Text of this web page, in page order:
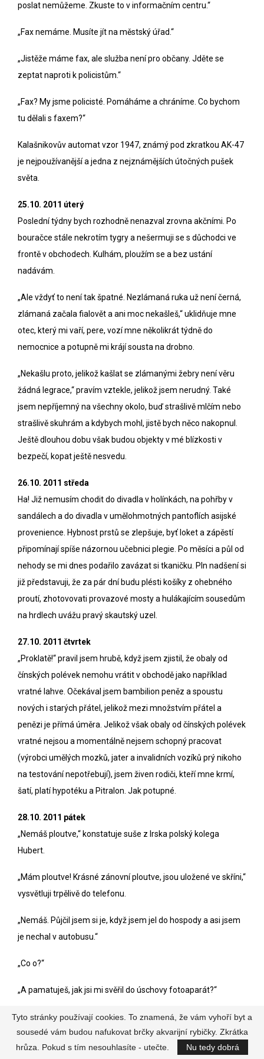
poslat nemůžeme. Zkuste to v informačním centru.“
„Fax nemáme. Musíte jít na městský úřad.“
„Jistěže máme fax, ale služba není pro občany. Jděte se
zeptat naproti k policistům.“
„Fax? My jsme policisté. Pomáháme a chráníme. Co bychom
tu dělali s faxem?“
Kalašnikovův automat vzor 1947, známý pod zkratkou AK-47
je nejpoužívanější a jedna z nejznámějších útočných pušek
světa.
25.10. 2011 úterý
Poslední týdny bych rozhodně nenazval zrovna akčními. Po
bouračce stále nekrotím tygry a nešermuji se s důchodci ve
frontě v obchodech. Kulhám, ploužím se a bez ustání
nadávám.
„Ale vždyť to není tak špatné. Nezlámaná ruka už není černá,
zlámaná začala fialovět a ani moc nekašleš,“ uklidňuje mne
otec, který mi vaří, pere, vozí mne několikrát týdně do
nemocnice a potupně mi krájí sousta na drobno.
„Nekašlu proto, jelikož kašlat se zlámanými žebry není věru
žádná legrace,“ pravím vztekle, jelikož jsem nerudný. Také
jsem nepříjemný na všechny okolo, buď strašlivě mlčím nebo
strašlivě skuhrám a kdybych mohl, jistě bych něco nakopnul.
Ještě dlouhou dobu však budou objekty v mé blízkosti v
bezpečí, kopat ještě nesvedu.
26.10. 2011 středa
Ha! Již nemusím chodit do divadla v holínkách, na pohřby v
sandálech a do divadla v umělohmotných pantoflích asijské
provenience. Hybnost prstů se zlepšuje, byť loket a zápěstí
připomínají spíše názornou učebnici plegie. Po měsíci a půl od
nehody se mi dnes podařilo zavázat si tkaničku. Pln nadšení si
již představuji, že za pár dní budu plésti košíky z ohebného
proutí, zhotovovati provazové mosty a hulákajícím sousedům
na hrdlech uvážu pravý skautský uzel.
27.10. 2011 čtvrtek
„Proklatě!“ pravil jsem hrubě, když jsem zjistil, že obaly od
čínských polévek nemohu vrátit v obchodě jako například
vratné lahve. Očekával jsem bambilion peněz a spoustu
nových i starých přátel, jelikož mezi množstvím přátel a
penězi je přímá úměra. Jelikož však obaly od čínských polévek
vratné nejsou a momentálně nejsem schopný pracovat
(výrobci umělých mozků, jater a invalidních vozíků prý nikoho
na testování nepotřebují), jsem živen rodiči, kteří mne krmí,
šatí, platí hypotéku a Pitralon . Jak potupné.
28.10. 2011 pátek
„Nemáš ploutve,“ konstatuje suše z Irska polský kolega
Hubert.
„Mám ploutve! Krásné zánovní ploutve, jsou uložené ve skříni,“
vysvětluji trpělivě do telefonu.
„Nemáš. Půjčil jsem si je, když jsem jel do hospody a asi jsem
je nechal v autobusu.“
„Co o?“
„A pamatuješ, jak jsi mi svěřil do úschovy fotoaparát?“
„E?“
„Tak ten mi ukradli. I se všemi tvými objektivy.“
Tyto stránky používají cookies. To znamená, že vám vyhoří byt a
sousedé vám budou nafukovat brčky akvarijní rybičky. Zkrátka
hrůza. Pokud s tím nesouhlasíte - utečte.
Nu tedy dobrá